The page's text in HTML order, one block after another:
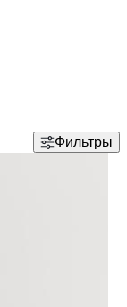
Фильтры